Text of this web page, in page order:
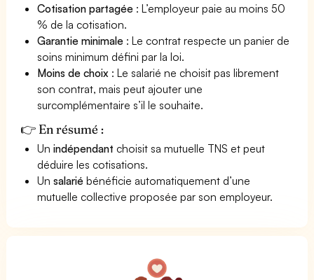
Cotisation partagée : L’employeur paie au moins 50
% de la cotisation.
Garantie minimale : Le contrat respecte un panier de
soins minimum défini par la loi.
Moins de choix : Le salarié ne choisit pas librement
son contrat, mais peut ajouter une
surcomplémentaire s’il le souhaite.
👉 En résumé :
Unindépendant choisit sa mutuelle TNS et peut
déduire les cotisations.
Unsalarié bénéficie automatiquement d’une
mutuelle collective proposée par son employeur.